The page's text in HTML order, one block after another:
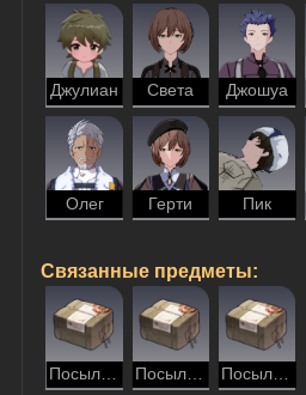
Джулиан Света Джошуа
Олег Герти Пик
Связанные предметы:
Посылка для Пика Посылка для Юнис